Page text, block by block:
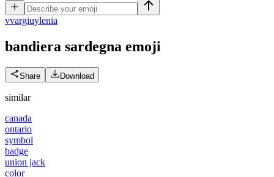
vvargiuylenia
bandiera sardegna emoji
Share Download
similar
canada
ontario
symbol
badge
union jack
color